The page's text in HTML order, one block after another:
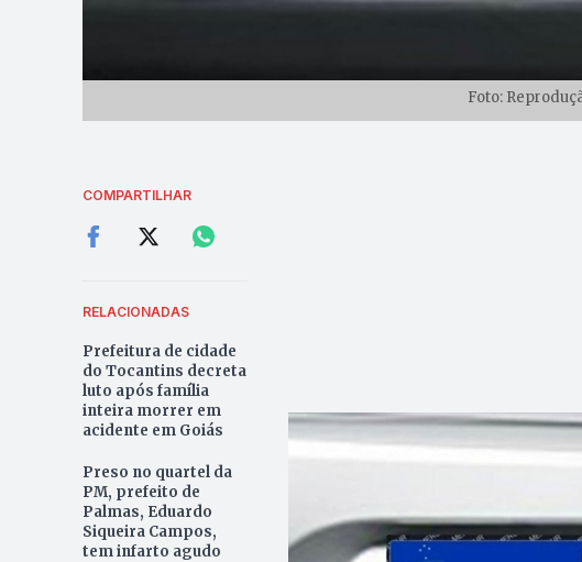
Foto:
COMPARTILHAR
RELACIONADAS
Prefeitura de cidade
do Tocantins decreta
luto após família
inteira morrer em
acidente em Goiás
Preso no quartel da
PM, prefeito de
Palmas, Eduardo
Siqueira Campos,
tem infarto agudo